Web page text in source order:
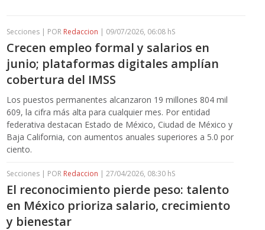
Secciones | POR Redaccion | 09/07/2026, 06:08 hS
Crecen empleo formal y salarios en
junio; plataformas digitales amplían
cobertura del IMSS
Los puestos permanentes alcanzaron 19 millones 804 mil
609, la cifra más alta para cualquier mes. Por entidad
federativa destacan Estado de México, Ciudad de México y
Baja California, con aumentos anuales superiores a 5.0 por
ciento.
Secciones | POR Redaccion | 27/04/2026, 08:30 hS
El reconocimiento pierde peso: talento
en México prioriza salario, crecimiento
y bienestar